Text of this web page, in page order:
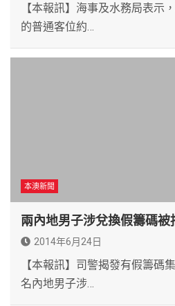
【本報訊】海事及水務局表示
的普通客位約…
本澳新聞
兩內地男子涉兌換假籌碼被
2014年6月24日
【本報訊】司警揭發有假籌碼
名內地男子涉…